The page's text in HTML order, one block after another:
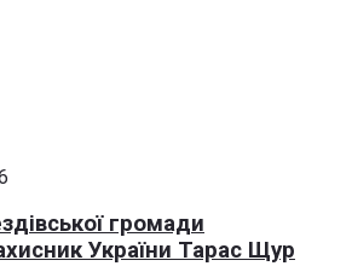
громади
України Тарас Щур